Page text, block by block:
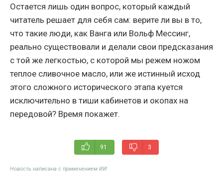
Остается лишь один вопрос, который каждый
читатель решает для себя сам: верите ли вы в то,
что такие люди, как Ванга или Вольф Мессинг,
реально существовали и делали свои предсказания
с той же легкостью, с которой мы режем ножом
теплое сливочное масло, или же истинный исход
этого сложного исторического этапа куется
исключительно в тиши кабинетов и окопах на
передовой? Время покажет.
91 3
Новость написана с применением ИИ